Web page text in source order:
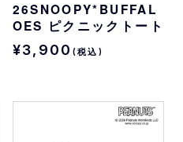
26SNOOPY*BUFFAL
OES ピクニックトート
¥3,900 (税込)